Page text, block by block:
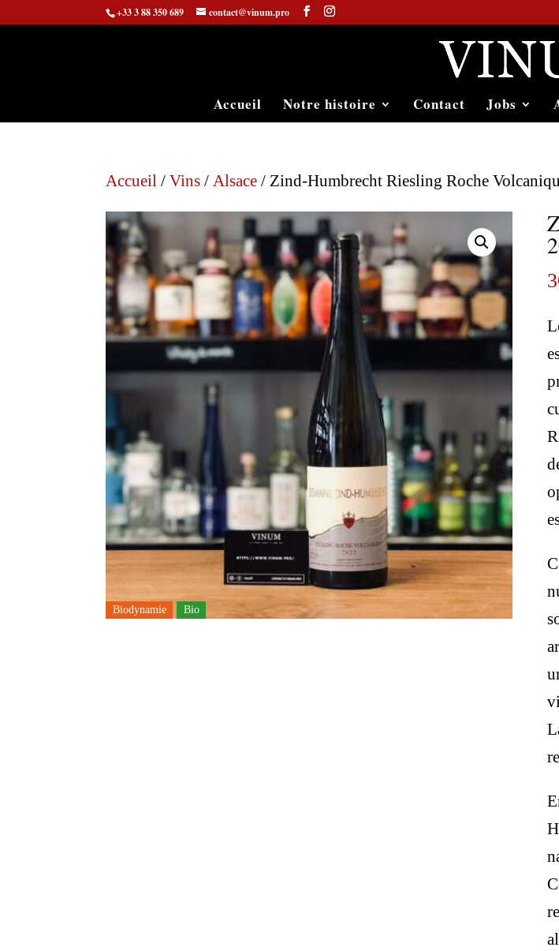
+33 3 88 350 689 contact@vinum.pro
Accueil Notre histoire Contact Jobs
Accueil /Vins /Alsace / Zind-Humbrecht Riesling Roche
Biodynamie Bio